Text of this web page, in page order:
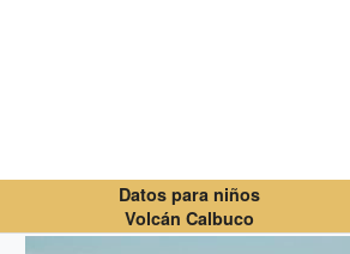
Datos para niños
Volcán Calbuco